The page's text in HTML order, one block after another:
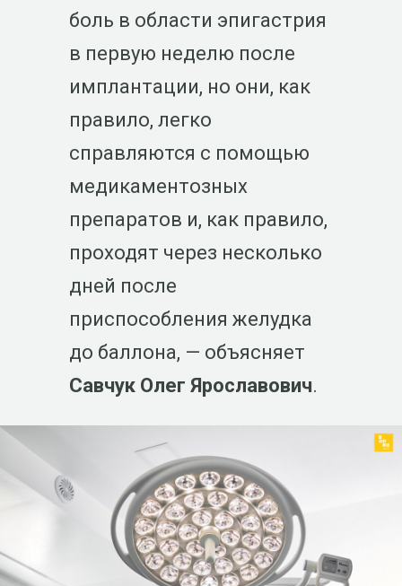
боль в области эпигастрия
в первую неделю после
имплантации, но они, как
правило, легко
справляются с помощью
медикаментозных
препаратов и, как правило,
проходят через несколько
дней после
приспособления желудка
до баллона, — объясняет
Савчук Олег Ярославович.